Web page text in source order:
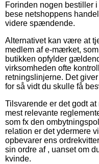
Forinden nogen bestiller
bese netshoppens
videre spændende.
Alternativet kan være at
medlem af e-mærket,
butikken opfylder
virksomheden ofte
retningslinjerne. Det
for så vidt du skulle få
Tilsvarende er det godt
mest relevante
som fx den
relation er det ydermere
opbevarer ens
sin ordre af , uanset om
kvinde.